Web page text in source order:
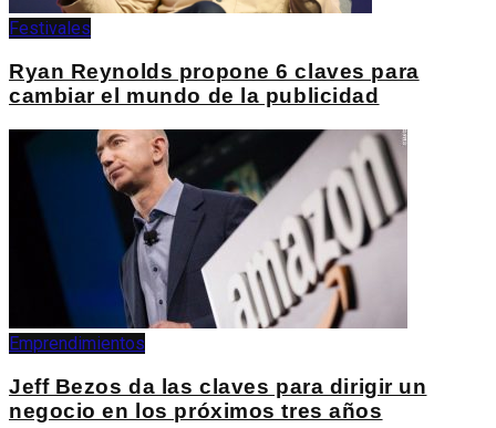
Festivales
Ryan Reynolds propone 6 claves para
cambiar el mundo de la publicidad
Emprendimientos
Jeff Bezos da las claves para dirigir un
negocio en los próximos tres años